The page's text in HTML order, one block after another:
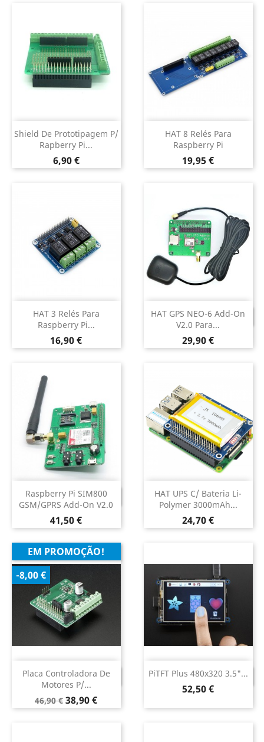
Shield De Prototipagem P/
Rapberry Pi...
Preço
6,90 €
HAT 8 Relés Para
Raspberry Pi
Preço
19,95 €
HAT 3 Relés Para
Raspberry Pi...
Preço
16,90 €
HAT GPS NEO-6 Add-On
V2.0 Para...
Preço
29,90 €
DESCONTINUADO
Raspberry Pi SIM800
GSM/GPRS Add-On V2.0
Preço
41,50 €
DESCONTINUADO
HAT UPS C/ Bateria Li-
Polymer 3000mAh...
Preço
24,70 €
Placa Controladora De
Motores P/...
Preço
normal
46,90 € Preço
38,90 €
DESCONTINUADO
EM PROMOÇÃO!
-8,00 €
PiTFT Plus 480x320 3.5"...
Preço
52,50 €
DESCONTINUADO